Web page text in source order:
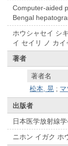
Computer-aided
Bengal
ホウシャセイ シ
イ セイリ ノ カ
著者
著者名
松本, 晃 ;
出版者
日本医学放射線学
ニホン イガク ホ